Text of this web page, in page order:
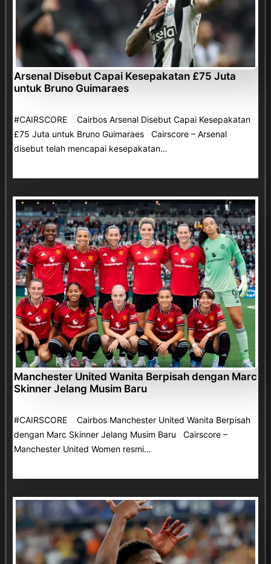
Arsenal Disebut Capai Kesepakatan £75 Juta
untuk Bruno Guimaraes
#CAIRSCORE Cairbos Arsenal Disebut Capai Kesepakatan
£75 Juta untuk Bruno Guimaraes Cairscore – Arsenal
disebut telah mencapai kesepakatan…
Manchester United Wanita Berpisah dengan Marc
Skinner Jelang Musim Baru
#CAIRSCORE Cairbos Manchester United Wanita Berpisah
dengan Marc Skinner Jelang Musim Baru Cairscore –
Manchester United Women resmi…